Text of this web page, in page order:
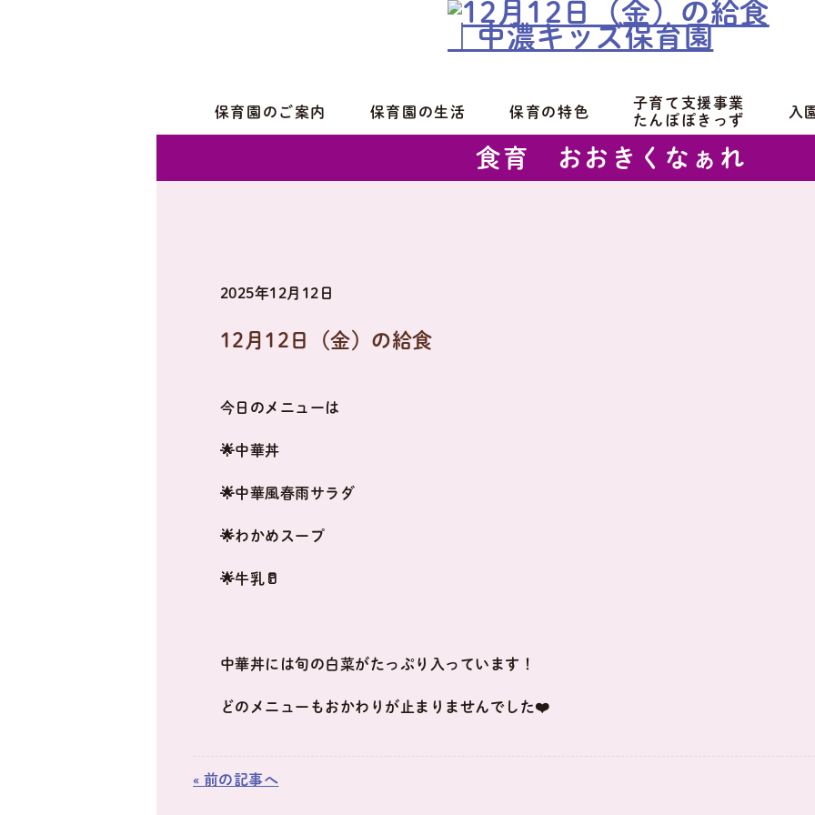
保育園のご案内 保育園の生活 保育の特色
子育て支援事業
たんぽぽきっず
入
食育 おおきくなぁれ
2025年12月12日
12月12日（金）の給食
今日のメニューは
🌟中華丼
🌟中華風春雨サラダ
🌟わかめスープ
🌟牛乳🥛
中華丼には旬の白菜がたっぷり入っています！
どのメニューもおかわりが止まりませんでした❤️
« 前の記事へ